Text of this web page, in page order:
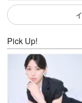
Pick Up!